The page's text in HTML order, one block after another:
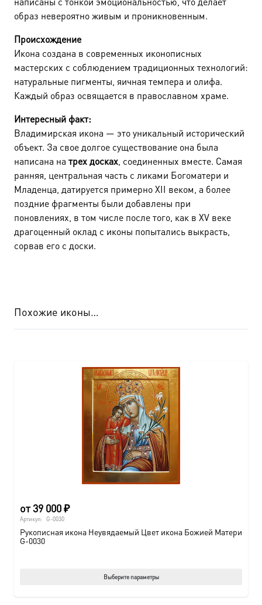
образ невероятно живым и проникновенным.
Происхождение
Икона создана в современных иконописных
мастерских с соблюдением традиционных технологий:
натуральные пигменты, яичная темпера и олифа.
Каждый образ освящается в православном храме.
Интересный факт:
Владимирская икона — это уникальный исторический
объект. За свое долгое существование она была
написана на трех досках, соединенных вместе. Самая
ранняя, центральная часть с ликами Богоматери и
Младенца, датируется примерно XII веком, а более
поздние фрагменты были добавлены при
поновлениях, в том числе после того, как в XV веке
драгоценный оклад с иконы попытались выкрасть,
сорвав его с доски.
Похожие иконы…
от39 000₽
Артикул: G-0030
Рукописная икона Неувядаемый Цвет икона Божией Матери
G-0030
Выберите параметры